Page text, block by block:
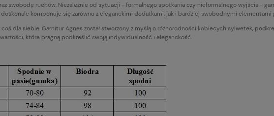
swobodę ruchów. Niezależnie od sytuacji - formalnego spotkania czy nieformalnego wyjścia -
komponuje się zarówno z eleganckimi dodatkami, jak i bardziej swobodnymi elementami
coś dla siebie. Garnitur Agnes został stworzony z myślą o różnorodności kobiecych sylwetek,
które pragną podkreślić swoją indywidualność i eleganckość.